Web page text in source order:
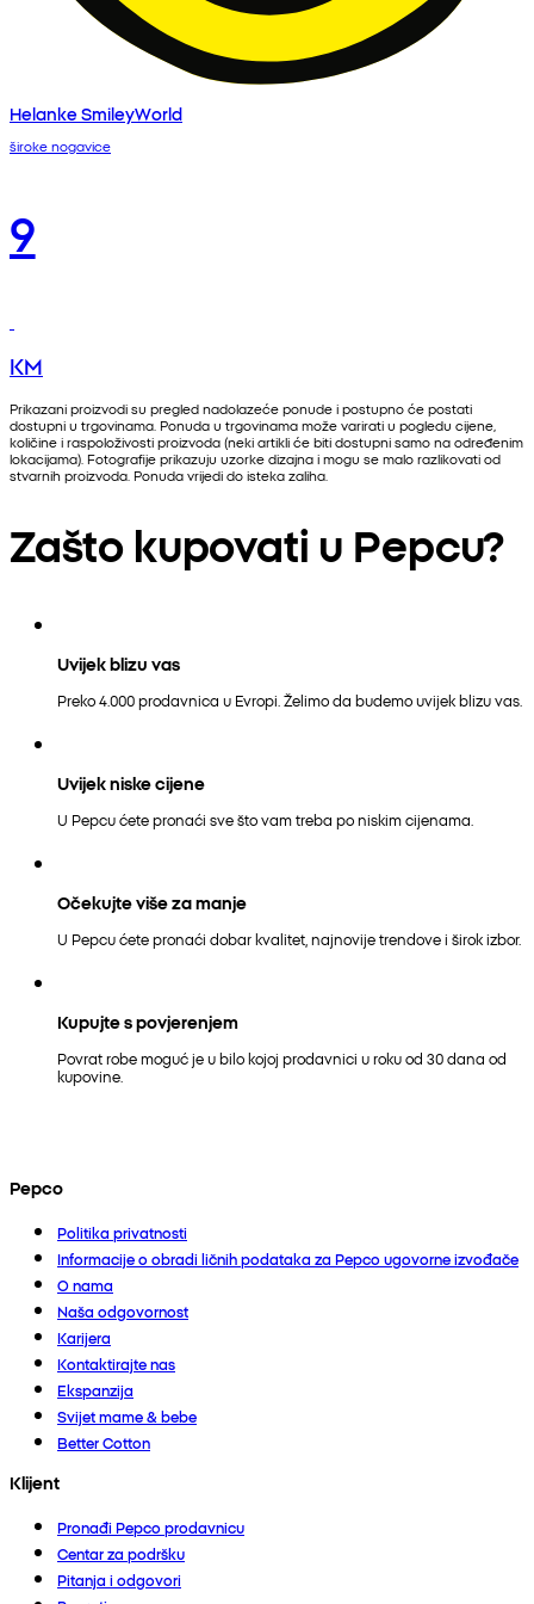
Helanke SmileyWorld
široke nogavice
9
KM
Prikazani proizvodi su pregled nadolazeće ponude i postupno će postati
dostupni u trgovinama. Ponuda u trgovinama može varirati u pogledu cijene,
količine i raspoloživosti proizvoda (neki artikli će biti dostupni samo na određenim
lokacijama). Fotografije prikazuju uzorke dizajna i mogu se malo razlikovati od
stvarnih proizvoda. Ponuda vrijedi do isteka zaliha.
Zašto kupovati u Pepcu?
Uvijek blizu vas
Preko 4.000 prodavnica u Evropi. Želimo da budemo uvijek blizu vas.
Uvijek niske cijene
U Pepcu ćete pronaći sve što vam treba po niskim cijenama.
Očekujte više za manje
U Pepcu ćete pronaći dobar kvalitet, najnovije trendove i širok izbor.
Kupujte s povjerenjem
Povrat robe moguć je u bilo kojoj prodavnici u roku od 30 dana od
kupovine.
Pepco
Politika privatnosti
Informacije o obradi ličnih podataka za Pepco ugovorne izvođače
O nama
Naša odgovornost
Karijera
Kontaktirajte nas
Ekspanzija
Svijet mame & bebe
Better Cotton
Klijent
Pronađi Pepco prodavnicu
Centar za podršku
Pitanja i odgovori